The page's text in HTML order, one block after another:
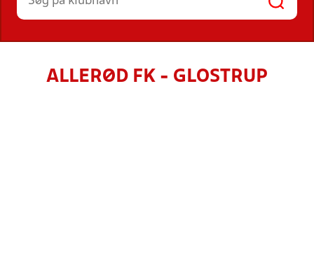
ALLERØD FK - GLOSTRUP